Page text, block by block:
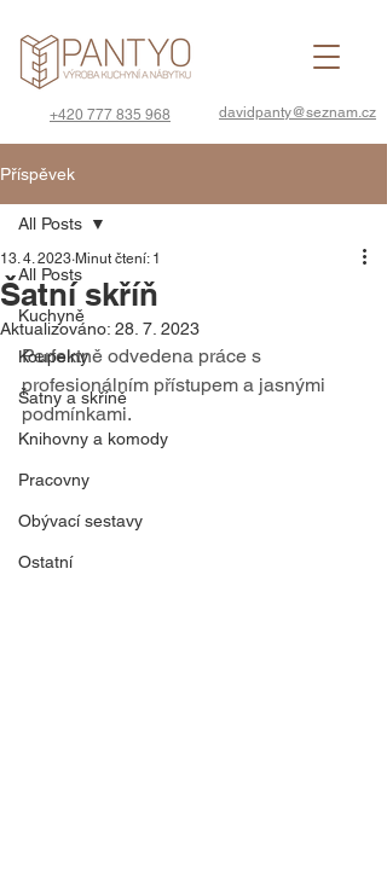
+420 777 835 968 davidpanty@seznam.cz
Příspěvek
All Posts
Kuchyně
Koupelny
Šatny a skříně
Knihovny a komody
Pracovny
Obývací sestavy
Ostatní
All Posts
Šatní skříň
13. 4. 2023 Minut čtení: 1
Aktualizováno: 28. 7. 2023
Perfektně odvedena práce s
profesionálním přístupem a jasnými
podmínkami.